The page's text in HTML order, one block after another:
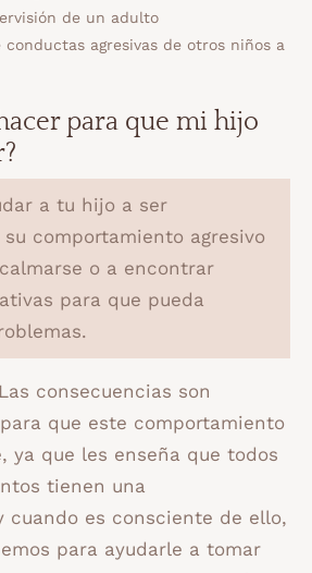
de un adulto
agresivas de otros niños a
para que mi hijo
a tu hijo a ser
comportamiento agresivo
o a encontrar
para que pueda
consecuencias son
que este comportamiento
ya que les enseña que todos
tienen una
cuando es consciente de ello,
para ayudarle a tomar